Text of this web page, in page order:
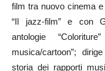
film tra nuovo cinema e
“Il jazz-film” e con
antologie
musica/cartoon”;
storia dei rapporti